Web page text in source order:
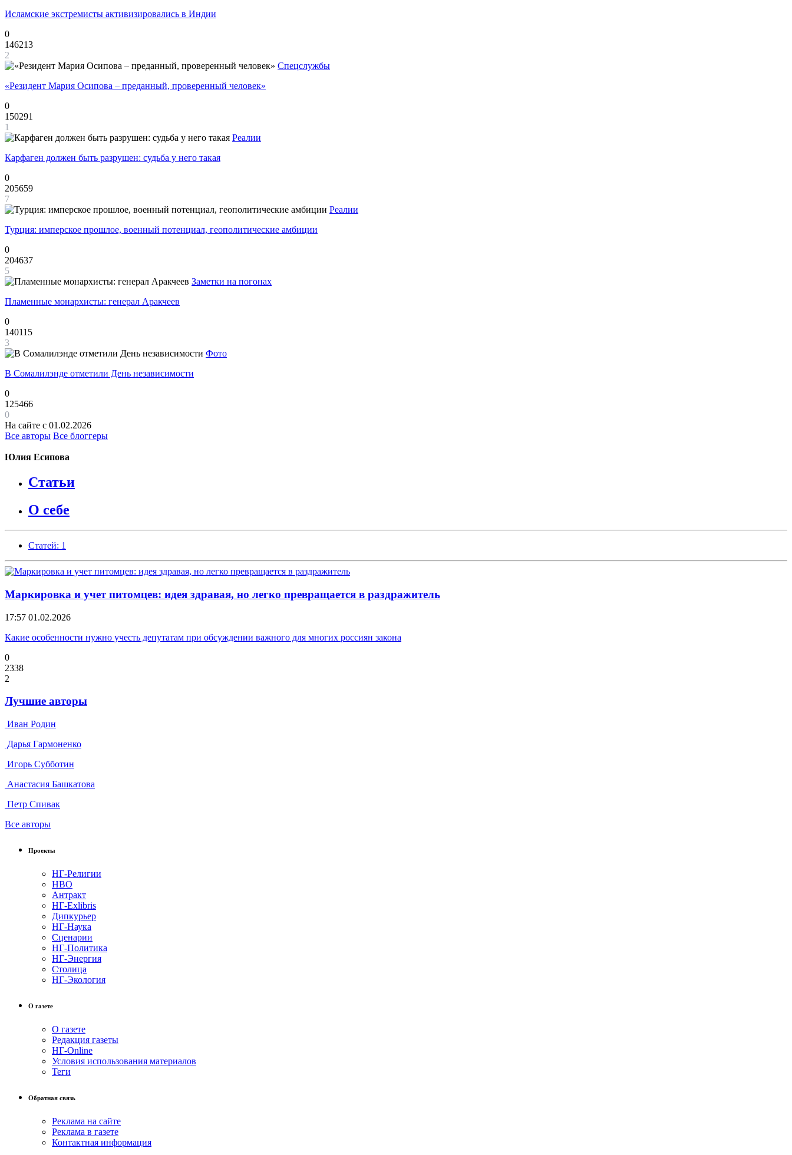
Исламские экстремисты активизировались в Индии
0
146213
2
Спецслужбы
«Резидент Мария Осипова – преданный, проверенный человек»
0
150291
1
Реалии
Карфаген должен быть разрушен: судьба у него такая
0
205659
7
Реалии
Турция: имперское прошлое, военный потенциал, геополитические амбиции
0
204637
5
Заметки на погонах
Пламенные монархисты: генерал Аракчеев
0
140115
3
Фото
В Сомалилэнде отметили День независимости
0
125466
0
На сайте с 01.02.2026
Все авторы Все блоггеры
Юлия Есипова
Статьи
О себе
Статей: 1
Маркировка и учет питомцев: идея здравая, но легко превращается в раздражитель
17:57 01.02.2026
Какие особенности нужно учесть депутатам при обсуждении важного для многих россиян закона
0
2338
2
Лучшие авторы
Иван Родин
Дарья Гармоненко
Игорь Субботин
Анастасия Башкатова
Петр Спивак
Все авторы
Проекты
НГ-Религии
НВО
Антракт
НГ-Exlibris
Дипкурьер
НГ-Наука
Сценарии
НГ-Политика
НГ-Энергия
Столица
НГ-Экология
О газете
О газете
Редакция газеты
НГ-Online
Условия использования материалов
Теги
Обратная связь
Реклама на сайте
Реклама в газете
Контактная информация